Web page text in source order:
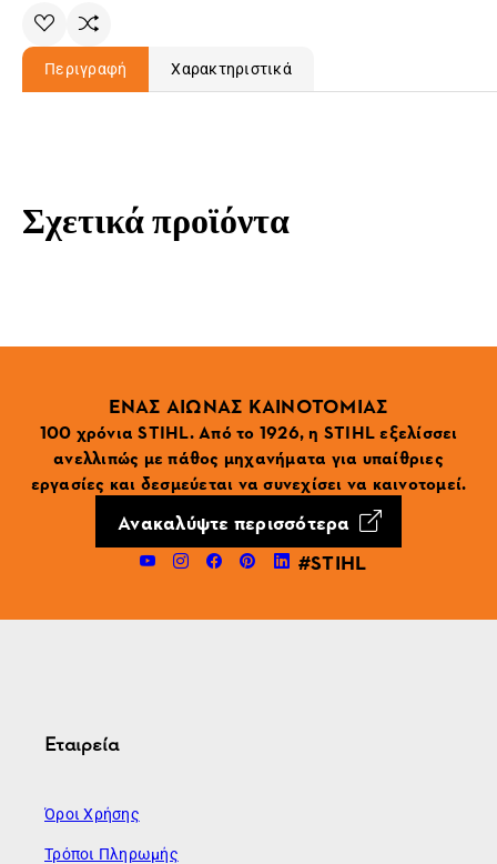
Περιγραφή Χαρακτηριστικά
Σχετικά προϊόντα
ΕΝΑΣ ΑΙΩΝΑΣ ΚΑΙΝΟΤΟΜΙΑΣ
100 χρόνια STIHL. Από το 1926, η STIHL εξελίσσει
ανελλιπώς με πάθος μηχανήματα για υπαίθριες
εργασίες και δεσμεύεται να συνεχίσει να καινοτομεί.
Ανακαλύψτε περισσότερα
#STIHL
Εταιρεία
Όροι Χρήσης
Τρόποι Πληρωμής